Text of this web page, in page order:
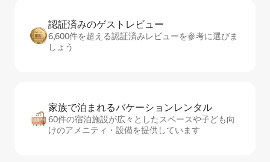
認証済みのゲ⁠ス⁠ト⁠レ⁠ビ⁠ュ⁠ー
6,600件を超える認証済みレビューを参考に選びま
しょう
家族で泊まれるバ⁠ケ⁠ー⁠シ⁠ョ⁠ンレ⁠ン⁠タ⁠ル
60件の宿泊施設が広々としたスペースや子ども向
けのアメニティ・設備を提供しています